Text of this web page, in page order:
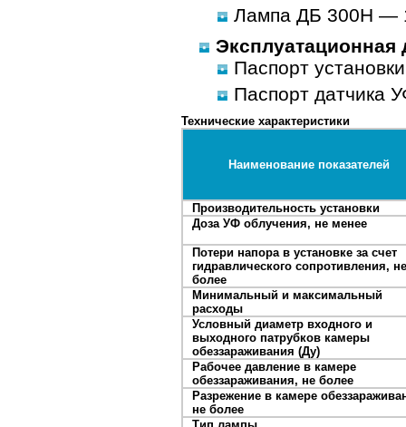
Лампа ДБ 300Н —
Эксплуатационная
Паспорт
Паспорт датчика
Технические характеристики
Наименование показателей
Производительность установки
Доза УФ облучения, не менее
Потери напора в установке за счет
гидравлического сопротивления, не
более
Минимальный и максимальный
расходы
Условный диаметр входного и
выходного патрубков камеры
обеззараживания (Ду)
Рабочее давление в камере
обеззараживания, не более
Разрежение в камере
не более